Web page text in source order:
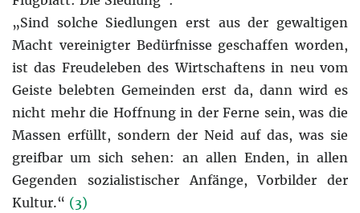
„Sind solche Siedlungen erst aus der gewaltigen
Macht vereinigter Bedürfnisse geschaffen worden,
ist das Freudeleben des Wirtschaftens in neu vom
Geiste belebten Gemeinden erst da, dann wird es
nicht mehr die Hoffnung in der Ferne sein, was die
Massen erfüllt, sondern der Neid auf das, was sie
greifbar um sich sehen: an allen Enden, in allen
Gegenden sozialistischer Anfänge, Vorbilder der
Kultur.“ (3)